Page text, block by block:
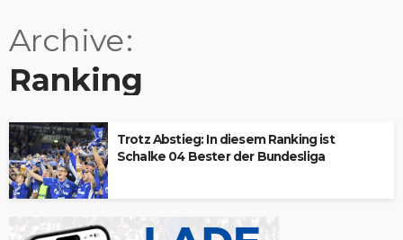
Archive
Ranking
Trotz Abstieg: In diesem Ranking ist
Schalke 04 Bester der Bundesliga